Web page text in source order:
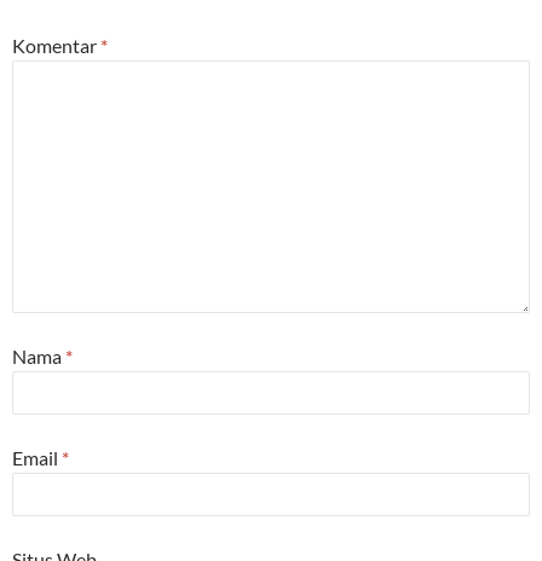
Komentar *
Nama *
Email *